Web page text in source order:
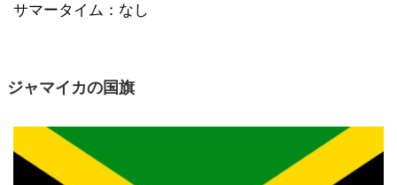
サマータイム：なし
ジャマイカの国旗